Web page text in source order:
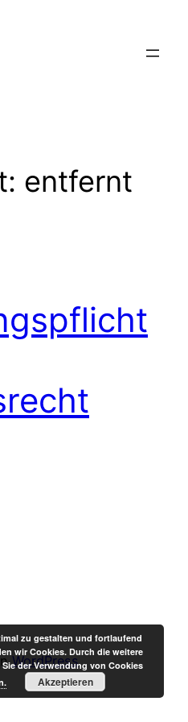
entfernt
WordPress
zu gestalten und fortlaufend
wir Cookies. Durch die weitere
der Verwendung von Cookies
Akzeptieren